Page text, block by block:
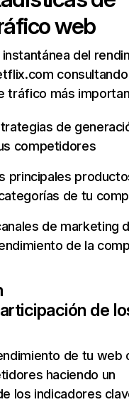
web
instantánea del
tráfico más
de
competidores
principales
de tu
de marketing
de la
de
de tu web
haciendo un
los indicadores